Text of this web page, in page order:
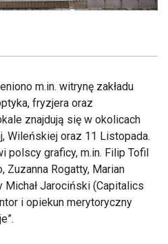
m.in. witrynę zakładu
fryzjera oraz
znajdują się w okolicach
Wileńskiej oraz 11 Listopada.
polscy graficy, m.in. Filip Tofil
Zuzanna Rogatty, Marian
Jarociński (Capitalics
i opiekun merytoryczny